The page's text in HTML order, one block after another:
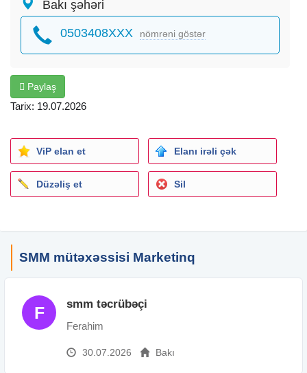
Bakı şəhəri
0503408XXX nömrəni göstər
Paylaş
Tarix: 19.07.2026
ViP elan et Elanı irəli çək
Düzəliş et Sil
SMM mütəxəssisi Marketinq
F smm təcrübəçi
Ferahim
30.07.2026 Bakı